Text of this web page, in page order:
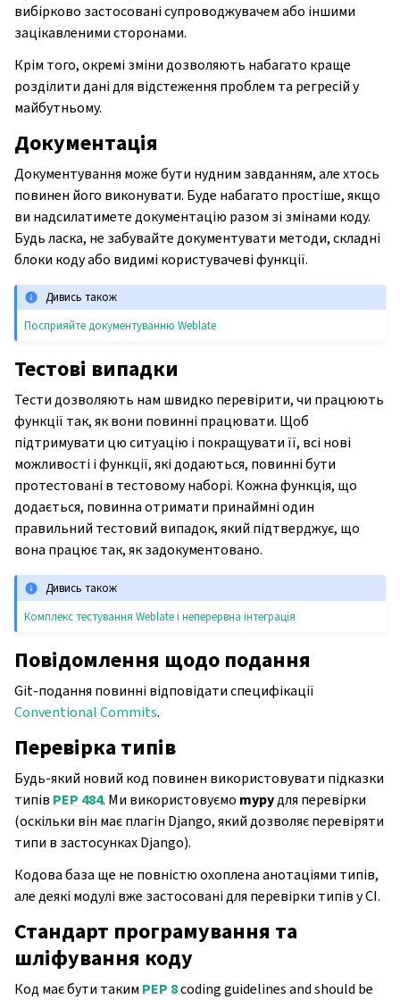
вибірково застосовані супроводжувачем або іншими
зацікавленими сторонами.
Крім того, окремі зміни дозволяють набагато краще
розділити дані для відстеження проблем та регресій у
майбутньому.
Документація
Документування може бути нудним завданням, але хтось
повинен його виконувати. Буде набагато простіше, якщо
ви надсилатимете документацію разом зі змінами коду.
Будь ласка, не забувайте документувати методи, складні
блоки коду або видимі користувачеві функції.
Дивись також
Посприяйте документуванню Weblate
Тестові випадки
Тести дозволяють нам швидко перевірити, чи працюють
функції так, як вони повинні працювати. Щоб
підтримувати цю ситуацію і покращувати її, всі нові
можливості і функції, які додаються, повинні бути
протестовані в тестовому наборі. Кожна функція, що
додається, повинна отримати принаймні один
правильний тестовий випадок, який підтверджує, що
вона працює так, як задокументовано.
Дивись також
Комплекс тестування Weblate і неперервна інтеграція
Повідомлення щодо подання
Git-подання повинні відповідати специфікації
Conventional Commits.
Перевірка типів
Будь-який новий код повинен використовувати підказки
типів PEP 484. Ми використовуємо mypyдля перевірки
(оскільки він має плагін Django, який дозволяє перевіряти
типи в застосунках Django).
Кодова база ще не повністю охоплена анотаціями типів,
але деякі модулі вже застосовані для перевірки типів у CI.
Стандарт програмування та
шліфування коду
Код має бути таким PEP 8coding guidelines and should be